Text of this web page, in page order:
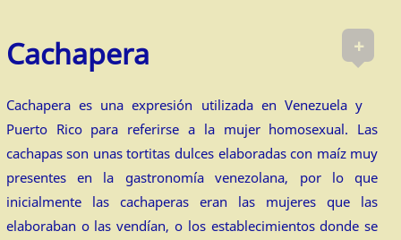
+
Cachapera
Cachapera es una expresión utilizada en Venezuela y
Puerto Rico para referirse a la mujer homosexual. Las
cachapas son unas tortitas dulces elaboradas con maíz muy
presentes en la gastronomía venezolana, por lo que
inicialmente las cachaperas eran las mujeres que las
elaboraban o las vendían, o los establecimientos donde se